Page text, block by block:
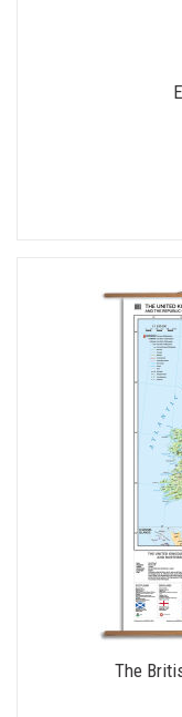
The